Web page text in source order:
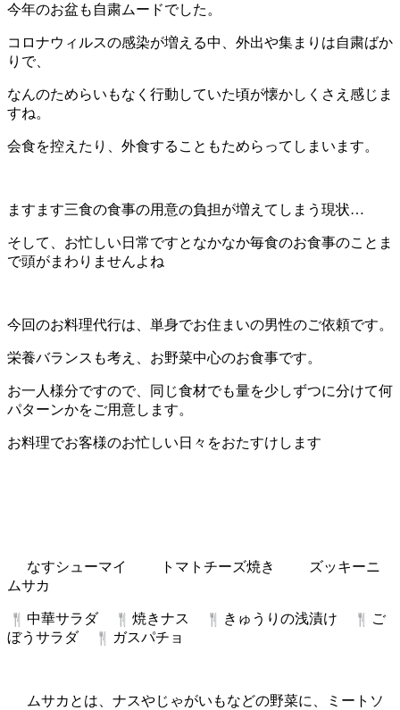
今年のお盆も自粛ムードでした。
コロナウィルスの感染が増える中、外出や集まりは自粛ばか
りで、
なんのためらいもなく行動していた頃が懐かしくさえ感じま
すね。
会食を控えたり、外食することもためらってしまいます。
ますます三食の食事の用意の負担が増えてしまう現状…
そして、お忙しい日常ですとなかなか毎食のお食事のことま
で頭がまわりませんよね
今回のお料理代行は、単身でお住まいの男性のご依頼です。
栄養バランスも考え、お野菜中心のお食事です。
お一人様分ですので、同じ食材でも量を少しずつに分けて何
パターンかをご用意します。
お料理でお客様のお忙しい日々をおたすけします
なすシューマイ トマトチーズ焼き
ズッキーニ
ムサカ
中華サラダ 焼きナス きゅうりの浅漬け
ご
ぼうサラダ
ガスパチョ
ムサカとは、ナスやじゃがいもなどの野菜に、ミートソ